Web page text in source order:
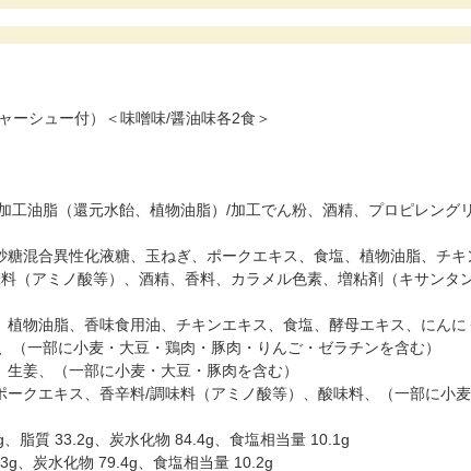
ーシュー付）＜味噌味/醤油味各2食＞
油脂（還元水飴、植物油脂）/加工でん粉、酒精、プロピレン
混合異性化液糖、玉ねぎ、ポークエキス、食塩、植物油脂、チ
アミノ酸等）、酒精、香料、カラメル色素、増粘剤（キサン
物油脂、香味食用油、チキンエキス、食塩、酵母エキス、にん
一部に小麦・大豆・鶏肉・豚肉・りんご・ゼラチンを含む）
姜、（一部に小麦・大豆・豚肉を含む）
クエキス、香辛料/調味料（アミノ酸等）、酸味料、（一部に小麦
脂質 33.2g、炭水化物 84.4g、食塩相当量 10.1g
、炭水化物 79.4g、食塩相当量 10.2g